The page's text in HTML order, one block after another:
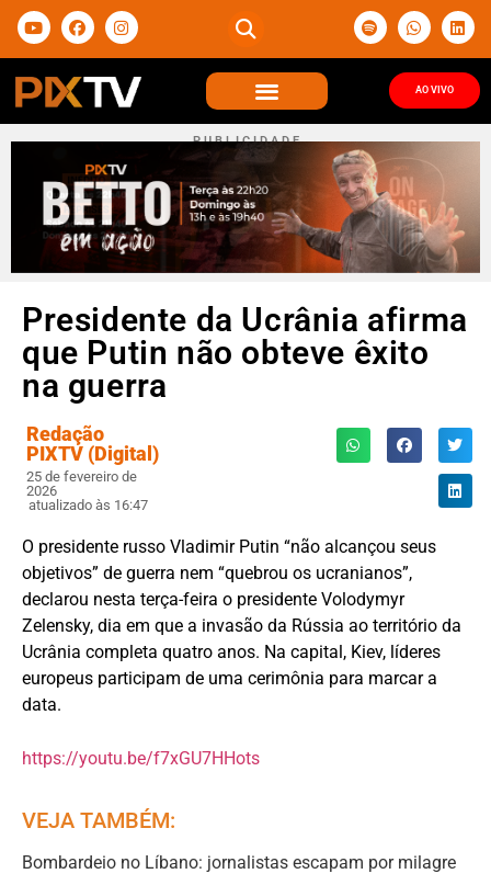
AO VIVO
P U B L I C I D A D E
Presidente da Ucrânia afirma
que Putin não obteve êxito
na guerra
Redação
PIXTV (Digital)
25 de fevereiro de
2026
atualizado às 16:47
O presidente russo Vladimir Putin “não alcançou seus
objetivos” de guerra nem “quebrou os ucranianos”,
declarou nesta terça-feira o presidente Volodymyr
Zelensky, dia em que a invasão da Rússia ao território da
Ucrânia completa quatro anos. Na capital, Kiev, líderes
europeus participam de uma cerimônia para marcar a
data.
https://youtu.be/f7xGU7HHots
VEJA TAMBÉM:
Bombardeio no Líbano: jornalistas escapam por milagre